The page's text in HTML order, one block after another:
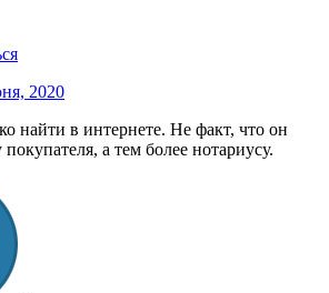
2020
найти в интернете. Не факт, что он
а тем более нотариусу.